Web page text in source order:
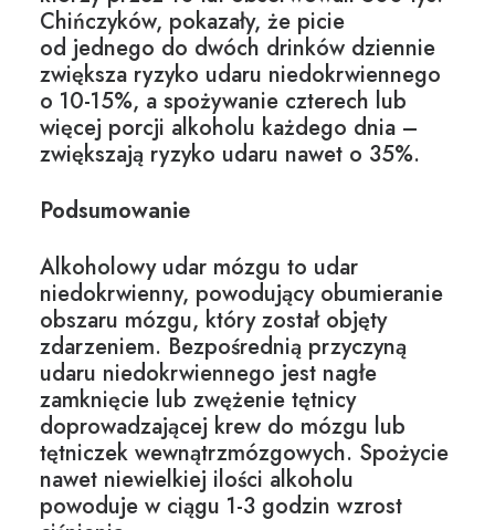
Chińczyków, pokazały, że picie
od jednego do dwóch drinków dziennie
zwiększa ryzyko udaru niedokrwiennego
o 10-15%, a spożywanie czterech lub
więcej porcji alkoholu każdego dnia –
zwiększają ryzyko udaru nawet o 35%.
Podsumowanie
Alkoholowy udar mózgu to udar
niedokrwienny, powodujący obumieranie
obszaru mózgu, który został objęty
zdarzeniem. Bezpośrednią przyczyną
udaru niedokrwiennego jest nagłe
zamknięcie lub zwężenie tętnicy
doprowadzającej krew do mózgu lub
tętniczek wewnątrzmózgowych. Spożycie
nawet niewielkiej ilości alkoholu
powoduje w ciągu 1-3 godzin wzrost